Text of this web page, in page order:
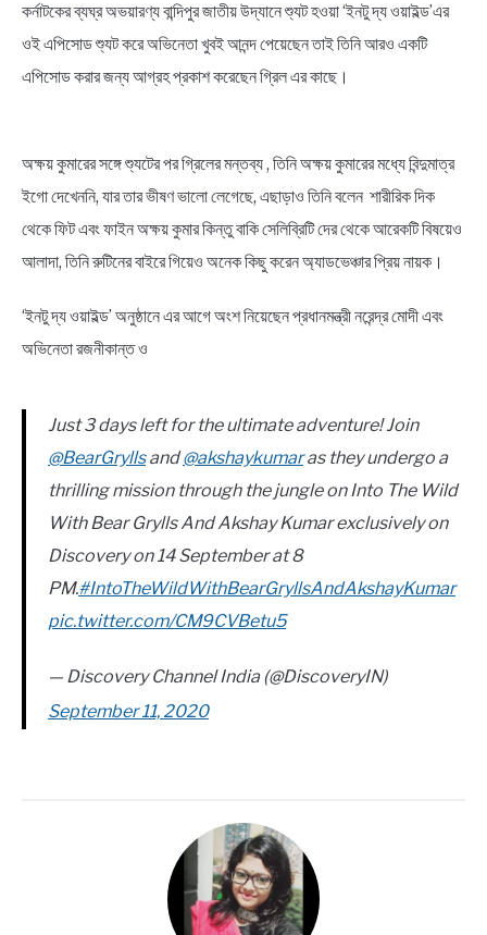
কর্নাটকের ব্যঘ্র অভয়ারণ্য বান্দিপুর জাতীয় উদ্যানে শ্যুট হওয়া ‘ইনটু দ্য ওয়াইল্ড’এর
ওই এপিসোড শ্যুট করে অভিনেতা খুবই আনন্দ পেয়েছেন তাই তিনি আরও একটি
এপিসোড করার জন্য আগ্রহ প্রকাশ করেছেন গ্রিল এর কাছে।
অক্ষয় কুমারের সঙ্গে শ্যুটের পর গ্রিলের মন্তব্য , তিনি অক্ষয় কুমারের মধ্যে বিন্দুমাত্র
ইগো দেখেননি, যার তার ভীষণ ভালো লেগেছে, এছাড়াও তিনি বলেন শারীরিক দিক
থেকে ফিট এবং ফাইন অক্ষয় কুমার কিন্তু বাকি সেলিব্রিটি দের থেকে আরেকটি বিষয়েও
আলাদা, তিনি রুটিনের বাইরে গিয়েও অনেক কিছু করেন অ্যাডভেঞ্চার প্রিয় নায়ক।
‘ইনটু দ্য ওয়াইল্ড’ অনুষ্ঠানে এর আগে অংশ নিয়েছেন প্রধানমন্ত্রী নরেন্দ্র মোদী এবং
অভিনেতা রজনীকান্ত ও
Just 3 days left for the ultimate adventure! Join
@BearGryllsand@akshaykumaras they undergo a
thrilling mission through the jungle on Into The Wild
With Bear Grylls And Akshay Kumar exclusively on
Discovery on 14 September at 8
PM.#IntoTheWildWithBearGryllsAndAkshayKumar
pic.twitter.com/CM9CVBetu5
— Discovery Channel India (@DiscoveryIN)
September 11, 2020